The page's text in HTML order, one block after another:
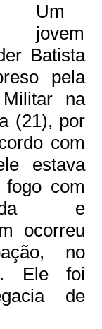
Um
jovem
Batista
pela
na
(21), por
com
estava
com
e
ocorreu
no
Ele foi
de